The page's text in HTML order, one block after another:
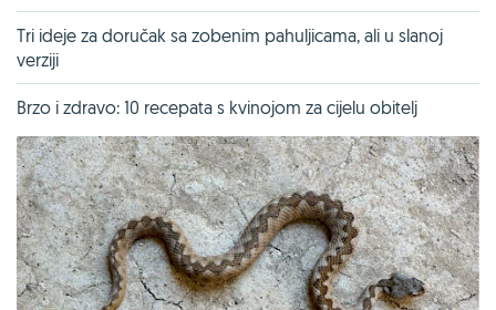
Tri ideje za doručak sa zobenim pahuljicama, ali u slanoj
verziji
Brzo i zdravo: 10 recepata s kvinojom za cijelu obitelj